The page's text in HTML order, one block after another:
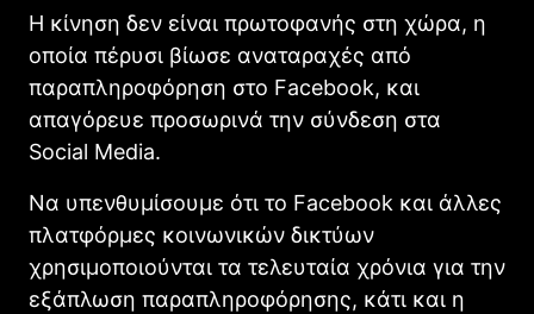
Η κίνηση δεν είναι πρωτοφανής στη χώρα, η
οποία πέρυσι βίωσε αναταραχές από
παραπληροφόρηση στο Facebook, και
απαγόρευε προσωρινά την σύνδεση στα
Social Media.
Να υπενθυμίσουμε ότι το Facebook και άλλες
πλατφόρμες κοινωνικών δικτύων
χρησιμοποιούνται τα τελευταία χρόνια για την
εξάπλωση παραπληροφόρησης, κάτι και η